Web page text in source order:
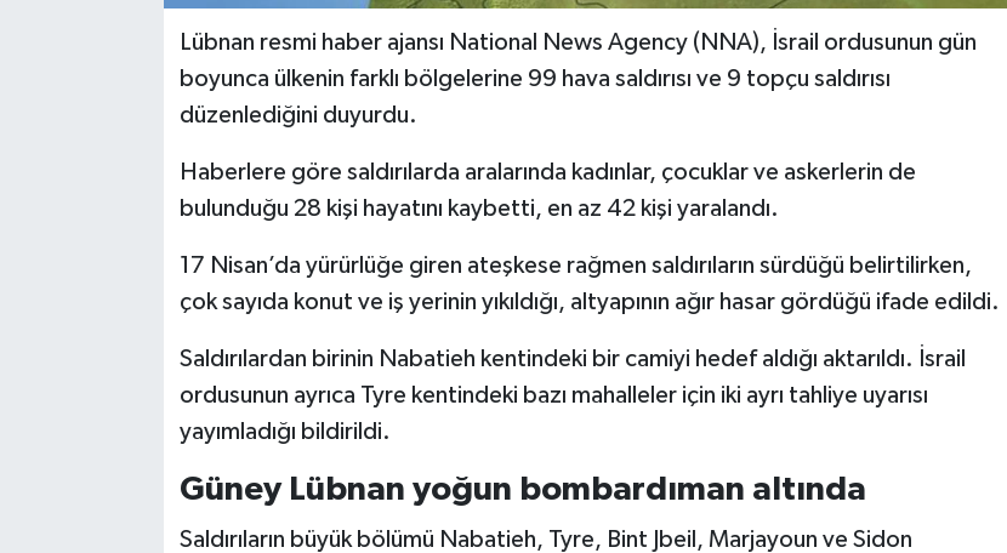
Lübnan resmi haber ajansı National News Agency (NNA), İsrail ordusunun gün
boyunca ülkenin farklı bölgelerine 99 hava saldırısı ve 9 topçu saldırısı
düzenlediğini duyurdu.
Haberlere göre saldırılarda aralarında kadınlar, çocuklar ve askerlerin de
bulunduğu 28 kişi hayatını kaybetti, en az 42 kişi yaralandı.
17 Nisan’da yürürlüğe giren ateşkese rağmen saldırıların sürdüğü belirtilirken,
çok sayıda konut ve iş yerinin yıkıldığı, altyapının ağır hasar gördüğü ifade edildi.
Saldırılardan birinin Nabatieh kentindeki bir camiyi hedef aldığı aktarıldı. İsrail
ordusunun ayrıca Tyre kentindeki bazı mahalleler için iki ayrı tahliye uyarısı
yayımladığı bildirildi.
Güney Lübnan yoğun bombardıman altında
Saldırıların büyük bölümü Nabatieh, Tyre, Bint Jbeil, Marjayoun ve Sidon